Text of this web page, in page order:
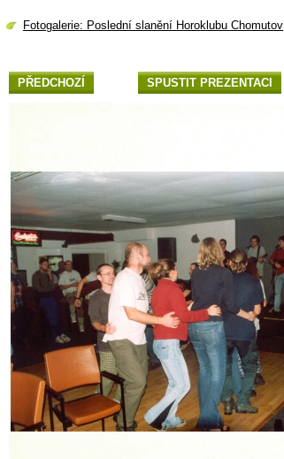
Fotogalerie: Poslední slanění Horoklubu Chomutov
PŘEDCHOZÍ SPUSTIT PREZENTACI